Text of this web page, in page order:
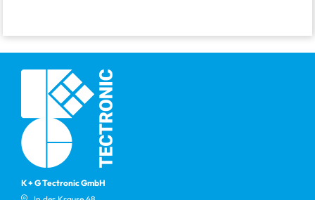
K + G Tectronic GmbH